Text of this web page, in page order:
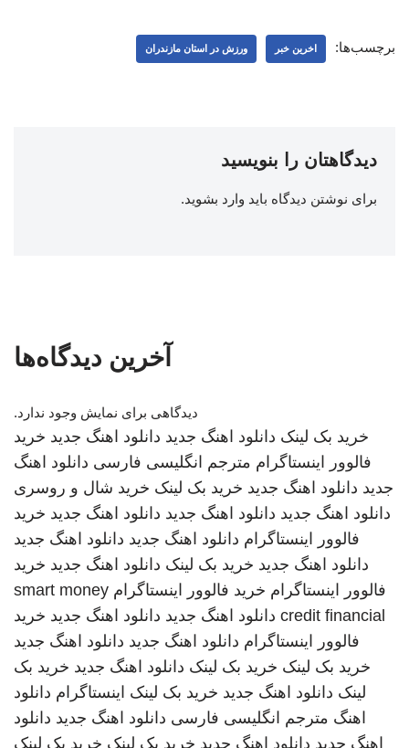
برچسب‌ها: اخرین خبر ورزش در استان مازندران
دیدگاهتان را بنویسید
برای نوشتن دیدگاه باید وارد بشوید.
آخرین دیدگاه‌ها
دیدگاهی برای نمایش وجود ندارد.
خرید بک لینک دانلود اهنگ جدید دانلود اهنگ جدید خرید
فالوور اینستاگرام مترجم انگلیسی فارسی دانلود اهنگ
جدید دانلود اهنگ جدید خرید بک لینک خرید شال و روسری
دانلود اهنگ جدید دانلود اهنگ جدید دانلود اهنگ جدید خرید
فالوور اینستاگرام دانلود اهنگ جدید دانلود اهنگ جدید
دانلود اهنگ جدید خرید بک لینک دانلود اهنگ جدید خرید
فالوور اینستاگرام خرید فالوور اینستاگرام smart money
credit financial دانلود اهنگ جدید دانلود اهنگ جدید خرید
فالوور اینستاگرام دانلود اهنگ جدید دانلود اهنگ جدید
خرید بک لینک خرید بک لینک دانلود اهنگ جدید خرید بک
لینک دانلود اهنگ جدید خرید بک لینک اینستاگرام دانلود
اهنگ مترجم انگلیسی فارسی دانلود اهنگ جدید دانلود
اهنگ جدید دانلود اهنگ جدید خرید بک لینک خرید بک لینک